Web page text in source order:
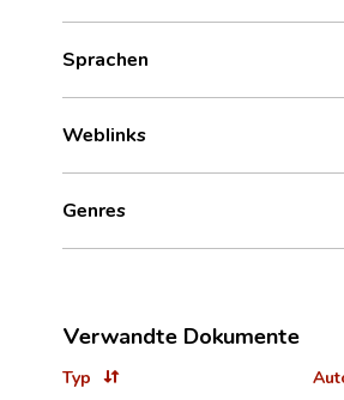
Sprachen
Weblinks
Genres
Verwandte Dokumente
Typ